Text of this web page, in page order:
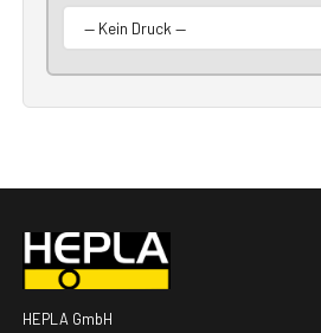
HEPLA GmbH